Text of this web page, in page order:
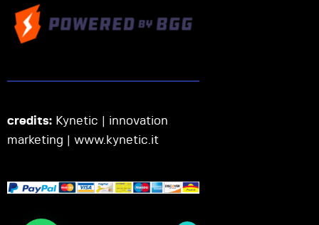
credits: Kynetic | innovation
marketing | www.kynetic.it